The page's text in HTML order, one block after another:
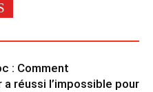
: Comment
réussi l’impossible pour